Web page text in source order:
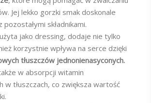
Jej lekko gorzki smak doskonale
składnikami.
jako dressing, dodaje nie tylko
korzystnie wpływa na serce dzięki
tłuszczów jednonienasyconych.
w absorpcji witamin
w tłuszczach, co zwiększa wartość